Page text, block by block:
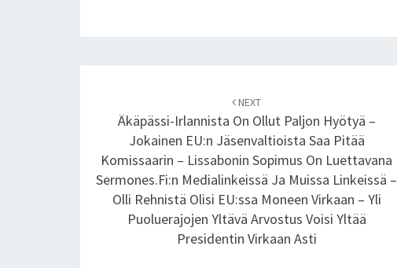
navigation
NEXT
Äkäpässi-Irlannista On Ollut Paljon Hyötyä –
Jokainen EU:n Jäsenvaltioista Saa Pitää
Komissaarin – Lissabonin Sopimus On Luettavana
Sermones.fi:n Medialinkeissä Ja Muissa Linkeissä –
Olli Rehnistä Olisi EU:ssa Moneen Virkaan – Yli
Puoluerajojen Yltävä Arvostus Voisi Yltää
Presidentin Virkaan Asti